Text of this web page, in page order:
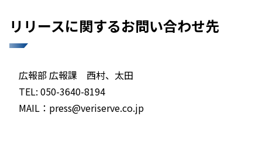
リリースに関するお問い合わせ先
広報部 広報課 西村、太田
TEL: 050-3640-8194
MAIL：press@veriserve.co.jp